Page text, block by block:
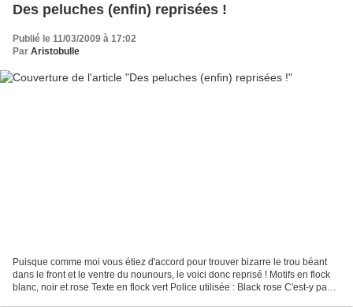
Des peluches (enfin) reprisées !
Publié le 11/03/2009 à 17:02
Par Aristobulle
Puisque comme moi vous étiez d'accord pour trouver bizarre le trou béant
dans le front et le ventre du nounours, le voici donc reprisé ! Motifs en flock
blanc, noir et rose Texte en flock vert Police utilisée : Black rose C'est-y pas